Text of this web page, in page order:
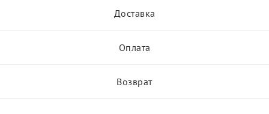
Доставка
Оплата
Возврат